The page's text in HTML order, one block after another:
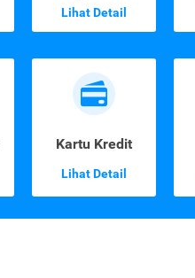
Lihat Detail
Kartu Kredit
Lihat Detail